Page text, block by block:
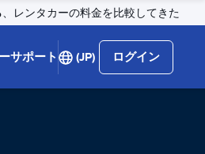
、レンタカーの料金を比較してきた
サポート (JP) ログイン